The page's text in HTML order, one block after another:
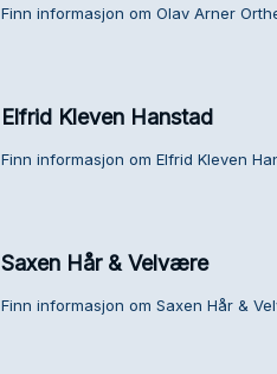
Finn informasjon om Olav Arner
Elfrid Kleven Hanstad
Finn informasjon om Elfrid Kleven
Saxen Hår & Velvære
Finn informasjon om Saxen Hår &